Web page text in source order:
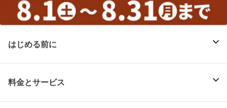
はじめる前に
料金とサービス